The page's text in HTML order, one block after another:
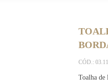
CÓD.:
Toalha de